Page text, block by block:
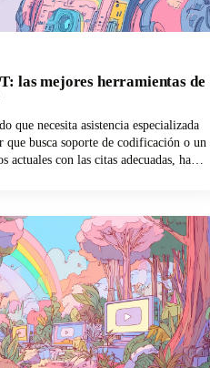
las mejores herramientas de
que necesita asistencia especializada
que busca soporte de codificación o un
actuales con las citas adecuadas, hay
qué alternativa de ChatGPT